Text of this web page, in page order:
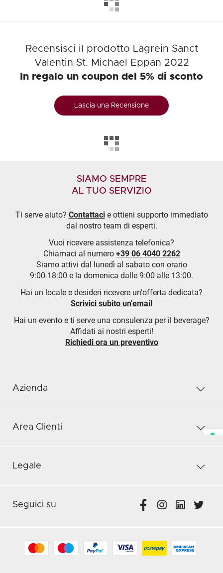
Recensisci il prodotto Lagrein Sanct
Valentin St. Michael Eppan 2022
In regalo un coupon del 5% di sconto
Lascia una Recensione
SIAMO SEMPRE
AL TUO SERVIZIO
Ti serve aiuto? Contattacie ottieni supporto immediato
dal nostro team di esperti.
Vuoi ricevere assistenza telefonica?
Chiamaci al numero +39 06 4040 2262
Siamo attivi dal lunedì al sabato con orario
9:00-18:00 e la domenica dalle 9:00 alle 13:00.
Hai un locale e desideri ricevere un'offerta dedicata?
Scrivici subito un'email
Hai un evento e ti serve una consulenza per il beverage?
Affidati ai nostri esperti!
Richiedi ora un preventivo
Azienda
Area Clienti
Legale
Seguici su